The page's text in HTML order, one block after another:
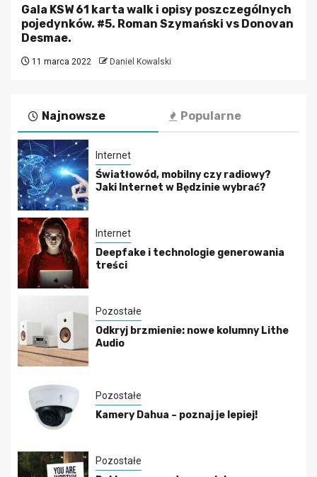
Gala KSW 61 karta walk i opisy poszczególnych
pojedynków. #5. Roman Szymański vs Donovan
Desmae.
11 marca 2022 Daniel Kowalski
Najnowsze Popularne
Internet
Światłowód, mobilny czy radiowy?
Jaki Internet w Będzinie wybrać?
Internet
Deepfake i technologie generowania
treści
Pozostałe
Odkryj brzmienie: nowe kolumny Lithe
Audio
Pozostałe
Kamery Dahua – poznaj je lepiej!
Pozostałe